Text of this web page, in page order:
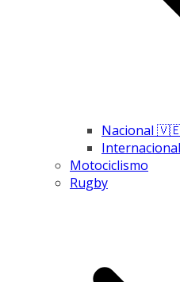
Nacional
Internacional
Motociclismo
Rugby